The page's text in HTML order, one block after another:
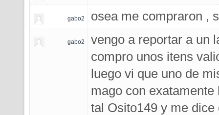
gabo2 osea me compraron ,
gabo2
vengo a reportar a un
compro unos itens
luego vi que uno de
mago con
tal Osito149 y me